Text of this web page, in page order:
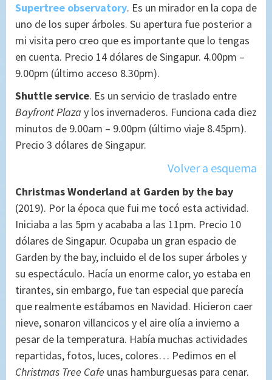
Supertree observatory. Es un mirador en la copa de
uno de los super árboles. Su apertura fue posterior a
mi visita pero creo que es importante que lo tengas
en cuenta. Precio 14 dólares de Singapur. 4.00pm –
9.00pm (último acceso 8.30pm).
Shuttle service. Es un servicio de traslado entre
Bayfront Plaza y los invernaderos. Funciona cada diez
minutos de 9.00am – 9.00pm (último viaje 8.45pm).
Precio 3 dólares de Singapur.
Volver a esquema
Christmas Wonderland at Garden by the bay
(2019). Por la época que fui me tocó esta actividad.
Iniciaba a las 5pm y acababa a las 11pm. Precio 10
dólares de Singapur. Ocupaba un gran espacio de
Garden by the bay, incluido el de los super árboles y
su espectáculo. Hacía un enorme calor, yo estaba en
tirantes, sin embargo, fue tan especial que parecía
que realmente estábamos en Navidad. Hicieron caer
nieve, sonaron villancicos y el aire olía a invierno a
pesar de la temperatura. Había muchas actividades
repartidas, fotos, luces, colores… Pedimos en el
Christmas Tree Cafe unas hamburguesas para cenar.